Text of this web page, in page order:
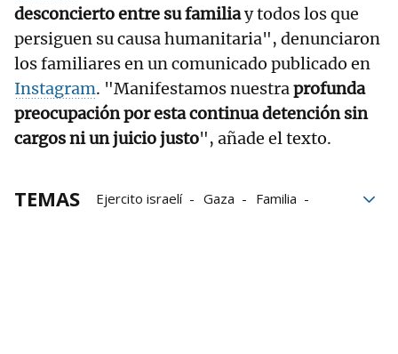
desconcierto entre su familiay todos los que
persiguen su causa humanitaria", denunciaron
los familiares en un comunicado publicado en
Instagram. "Manifestamos nuestraprofunda
preocupación por esta continua detención sin
cargos ni un juicio justo", añade el texto.
TEMAS Ejercito israelí Gaza
Familia